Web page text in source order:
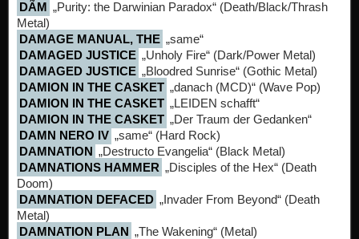
DÃM „Purity: the Darwinian Paradox“ (Death/Black/Thrash
Metal)
DAMAGE MANUAL, THE „same“
DAMAGED JUSTICE „Unholy Fire“ (Dark/Power Metal)
DAMAGED JUSTICE „Bloodred Sunrise“ (Gothic Metal)
DAMION IN THE CASKET „danach (MCD)“ (Wave Pop)
DAMION IN THE CASKET „LEIDEN schafft“
DAMION IN THE CASKET „Der Traum der Gedanken“
DAMN NERO IV „same“ (Hard Rock)
DAMNATION „Destructo Evangelia“ (Black Metal)
DAMNATIONS HAMMER „Disciples of the Hex“ (Death
Doom)
DAMNATION DEFACED „Invader From Beyond“ (Death
Metal)
DAMNATION PLAN „The Wakening“ (Metal)